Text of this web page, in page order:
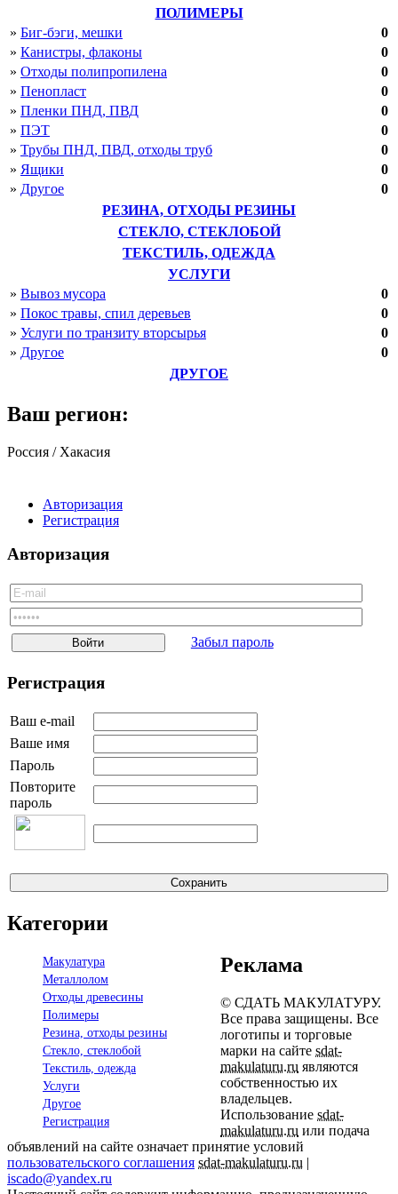
Курская область
Магаданская область
Московская область
Нижегородская область
Новгородская область
Омская область
Пензенская область
Пермский край
Псковская область
Ростовская область
Рязанская область
Самарская область
Сахалинская область
Свердловская область
Смоленская область
Тверская область
Украина
Белоруссия
Туркмения
Узбекистан
Молдавия
Казахстан
Армения
Другое
ПОЛИМЕРЫ
» Биг-бэги, мешки
0
» Канистры, флаконы
0
» Отходы полипропилена
0
» Пенопласт
0
» Пленки ПНД, ПВД
0
» ПЭТ
0
» Трубы ПНД, ПВД, отходы труб
0
» Ящики
0
» Другое
0
РЕЗИНА, ОТХОДЫ РЕЗИНЫ
СТЕКЛО, СТЕКЛОБОЙ
ТЕКСТИЛЬ, ОДЕЖДА
УСЛУГИ
» Вывоз мусора
0
» Покос травы, спил деревьев
0
» Услуги по транзиту вторсырья
0
» Другое
0
ДРУГОЕ
Ваш регион:
Россия / Хакасия
Авторизация
Регистрация
Авторизация
Забыл пароль
Регистрация
Ваш e-mail
Ваше имя
Пароль
Повторите
пароль
Категории
Макулатура
Металлолом
Отходы древесины
Полимеры
Резина, отходы резины
Стекло, стеклобой
Текстиль, одежда
Услуги
Другое
Регистрация
Реклама
© СДАТЬ МАКУЛАТУРУ.
Все права защищены. Все
логотипы и торговые
марки на сайте sdat-
makulaturu.ru являются
собственностью их
владельцев.
Использование sdat-
makulaturu.ru или подача
объявлений на сайте означает принятие условий
пользовательского соглашения sdat-makulaturu.ru |
iscado@yandex.ru